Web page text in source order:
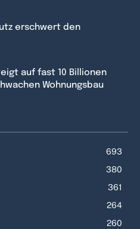
erschwert den
auf fast 10 Billionen
Wohnungsbau
693
380
361
264
260